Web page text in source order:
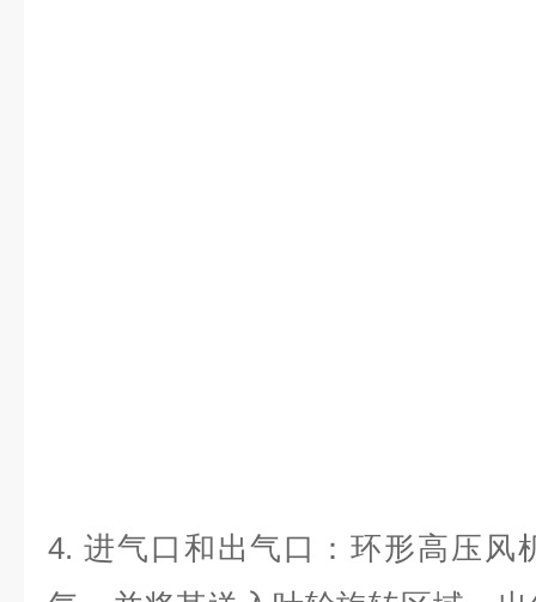
4. 进气口和出气口：环形高压风